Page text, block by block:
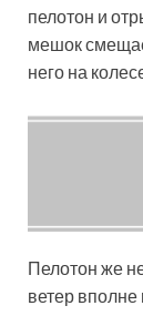
пелотон и
мешок
него на
Пелотон же
ветер